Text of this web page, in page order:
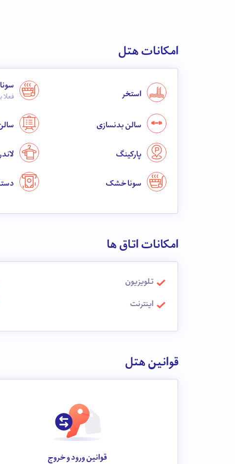
امکانات هتل
استخر
سالن بدنسازی
پارکینگ
سونا خشک
امکانات اتاق ها
تلویزیون
اینترنت
قوانین هتل
قوانین ورود و خروج